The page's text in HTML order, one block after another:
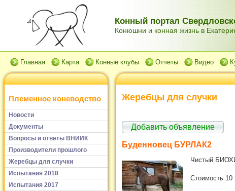
Конный портал
Конюшни и конная жизнь в
Главная Карта Конные клубы Отчеты Видео
Племенное коневодство
Новости
Документы
Вопросы и ответы ВНИИК
Производители прошлого
Жеребцы для случки
Испытания 2018
Испытания 2017
Жеребцы для случки
Добавить объявление
Буденновец БУРЛАК2
Чистый
Стоимость